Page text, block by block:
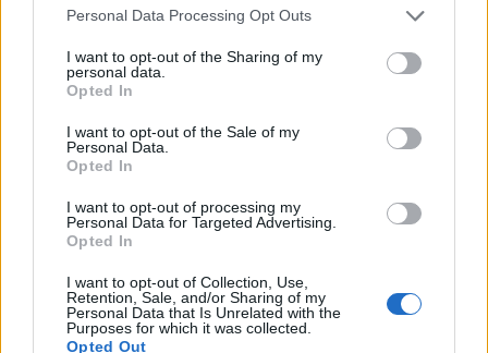
Please note that this website/app uses one or more Google
not limited to your visit or usage behaviour. You may click to
grant or deny consent to Google and its third-party tags to
use your data for below specified purposes in below Google
consent section.
Personal Data Processing Opt Outs
I want to opt-out of the Sharing of my
personal data.
Opted In
I want to opt-out of the Sale of my
Personal Data.
Opted In
I want to opt-out of processing my
Personal Data for Targeted Advertising.
Opted In
I want to opt-out of Collection, Use,
Retention, Sale, and/or Sharing of my
Personal Data that Is Unrelated with the
Purposes for which it was collected.
Opted Out
Continua a leggere